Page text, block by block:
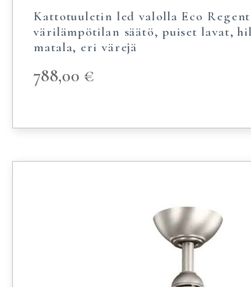
Kattotuuletin led valolla Eco
värilämpötilan säätö, puiset lavat,
matala, eri värejä
788,00 €